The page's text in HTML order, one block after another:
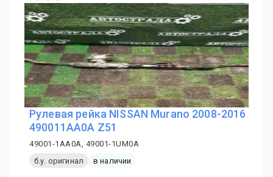
Рулевая рейка NISSAN Murano 2008-2016
490011AA0A Z51
49001-1AA0A, 49001-1UM0A
б.у. оригинал
в наличии